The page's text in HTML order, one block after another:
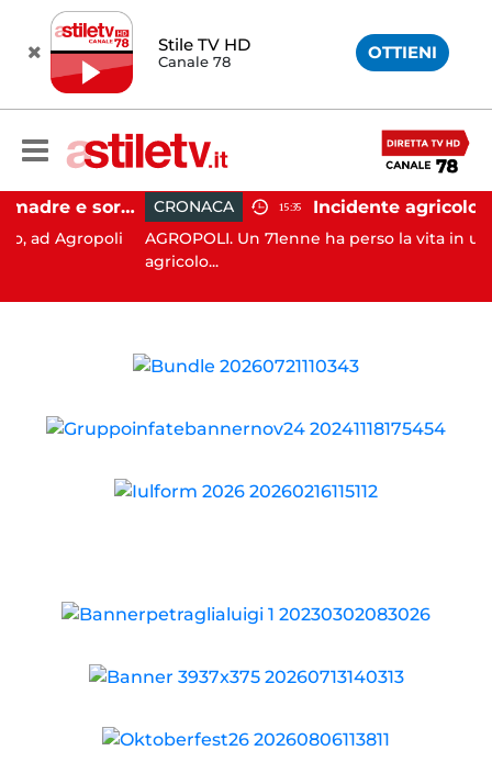
Stile TV HD
Canale 78 OTTIENI
Agropoli, botte a madre e sorella per ottenere denaro: 31enne in carcere
Agropoli
CRONACA 15:35
AGROPOLI. Un 71enne ha perso la vita in un
agricolo...